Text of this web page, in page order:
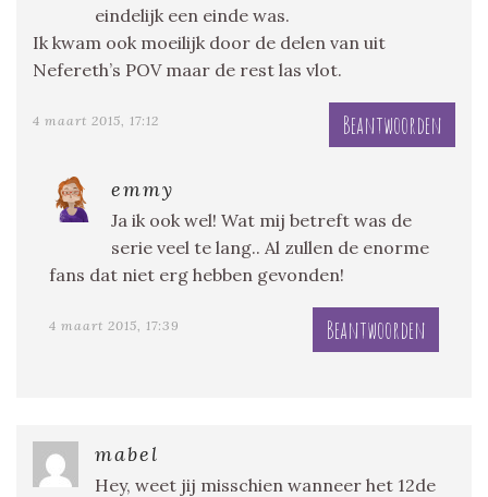
eindelijk een einde was.
Ik kwam ook moeilijk door de delen van uit
Nefereth’s POV maar de rest las vlot.
4 maart 2015, 17:12 Beantwoorden
emmy
Ja ik ook wel! Wat mij betreft was de
serie veel te lang.. Al zullen de enorme
fans dat niet erg hebben gevonden!
4 maart 2015, 17:39 Beantwoorden
mabel
Hey, weet jij misschien wanneer het 12de